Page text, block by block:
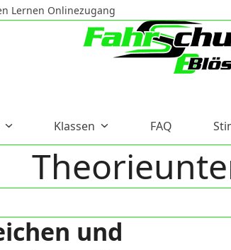
Lernen Onlinezugang
Klassen FAQ
und